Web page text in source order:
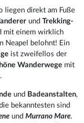
liegen direkt am Fuße
undTrekking-
mit einem wirklich
Neapel belohnt! Ein
ist zweifellos der
Wanderwege mit
und Badeanstalten,
bekanntesten sind
undMurrano Mare.